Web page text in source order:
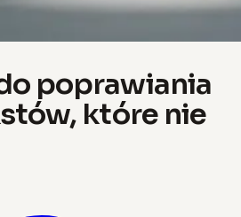
poprawiania
które nie